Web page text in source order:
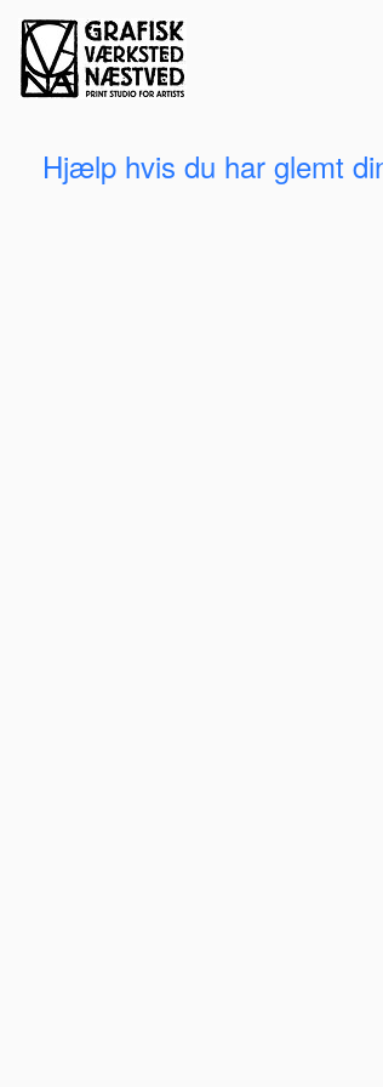
Hjælp hvis du har glemt